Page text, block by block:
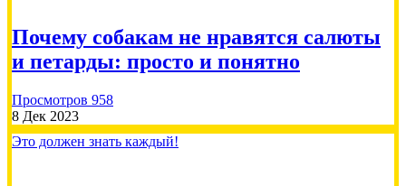
500.00 RUB
Елена
Почему собакам не нравятся салюты
и петарды: просто и понятно
Просмотров 958
8 Дек 2023
Это должен знать каждый!